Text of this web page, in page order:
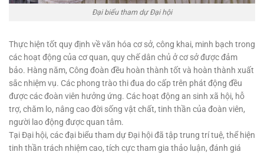
Đại biểu tham dự Đại hội
Thực hiện tốt quy định về văn hóa cơ sở, công khai, minh bạch trong
các hoạt động của cơ quan, quy chế dân chủ ở cơ sở được đảm
bảo. Hàng năm, Công đoàn đều hoàn thành tốt và hoàn thành xuất
sắc nhiệm vụ. Các phong trào thi đua do cấp trên phát động đều
được các đoàn viên hưởng ứng. Các hoạt động an sinh xã hội, hỗ
trợ, chăm lo, nâng cao đời sống vật chất, tinh thần của đoàn viên,
người lao động được quan tâm.
Tại Đại hội, các đại biểu tham dự Đại hội đã tập trung trí tuệ, thể hiện
tinh thần trách nhiệm cao, tích cực tham gia thảo luận, đánh giá